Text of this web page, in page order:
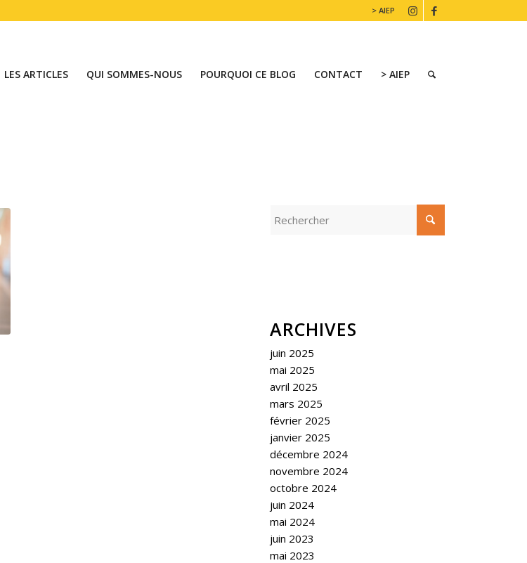
> AIEP
LES ARTICLES QUI SOMMES-NOUS POURQUOI CE BLOG CONTACT > AIEP
ARCHIVES
juin 2025
mai 2025
avril 2025
mars 2025
février 2025
janvier 2025
décembre 2024
novembre 2024
octobre 2024
juin 2024
mai 2024
juin 2023
mai 2023